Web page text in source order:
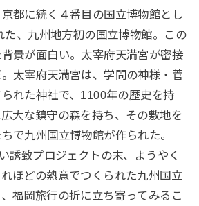
都に続く４番目の国立博物館とし
た、九州地方初の国立博物館。この
景が面白い。太宰府天満宮が密接
太宰府天満宮は、学問の神様・菅
れた神社で、1100年の歴史を持
大な鎮守の森を持ち、その敷地を
で九州国立博物館が作られた。
誘致プロジェクトの末、ようやく
ほどの熱意でつくられた九州国立
福岡旅行の折に立ち寄ってみるこ